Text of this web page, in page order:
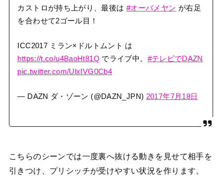
カストロが持ち上がり、最後は #オーバメヤン が右足
を合わせて2ゴール目！
ICC2017 ミラン×ドルトムント は
https://t.co/u4BaoHt81Q でライブ中。 #テレビでDAZN
pic.twitter.com/UlxIVG0Cb4
— DAZN ダ・ゾーン (@DAZN_JPN) 2017年7月18日
こちらのシーンでは一度裏へ抜ける動きを見せて相手を
引きつけ、プリシッチが受けやすい状況を作ります。